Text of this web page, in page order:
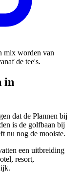
mix worden van
de tee's.
in
dat de Plannen bij
is de golfbaan bij
nu nog de mooiste.
een uitbreiding
resort,